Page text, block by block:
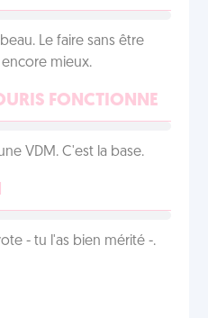
Le faire sans être
mieux.
FONCTIONNE
VDM. C'est la base.
- tu l'as bien mérité -.